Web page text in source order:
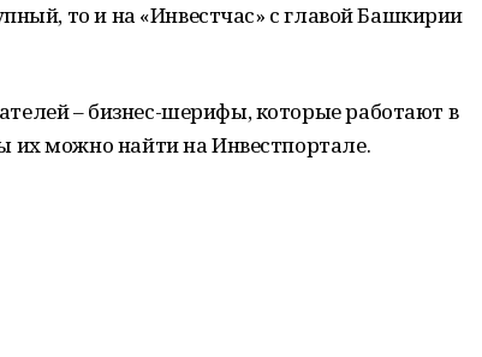
то и на «Инвестчас» с главой Башкирии
– бизнес-шерифы, которые работают в
можно найти на Инвестпортале.